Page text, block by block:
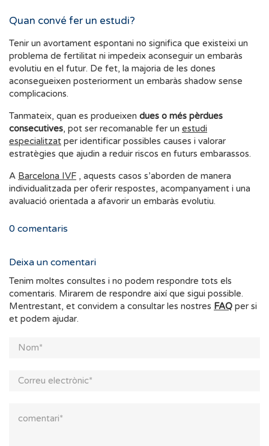
Quan convé fer un estudi?
Tenir un avortament espontani no significa que existeixi un
problema de fertilitat ni impedeix aconseguir un embaràs
evolutiu en el futur. De fet, la majoria de les dones
aconsegueixen posteriorment un embaràs shadow sense
complicacions.
Tanmateix, quan es produeixen dues o més pèrdues
consecutives, pot ser recomanable fer un estudi
especialitzat per identificar possibles causes i valorar
estratègies que ajudin a reduir riscos en futurs embarassos.
A Barcelona IVF , aquests casos s’aborden de manera
individualitzada per oferir respostes, acompanyament i una
avaluació orientada a afavorir un embaràs evolutiu.
0 comentaris
Deixa un comentari
Tenim moltes consultes i no podem respondre tots els
comentaris. Mirarem de respondre així que sigui possible.
Mentrestant, et convidem a consultar les nostres FAQ per si
et podem ajudar.